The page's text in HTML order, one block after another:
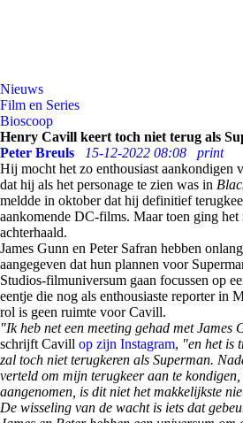
Nieuws
Film en Series
Bioscoop
Henry Cavill keert toch niet terug als
Peter Breuls
15-12-2022 08:08
print
Hij mocht het zo enthousiast aankondigen
dat hij als het personage te zien was in
meldde in oktober dat hij definitief
aankomende DC-films. Maar toen ging het
achterhaald.
James Gunn en Peter Safran hebben
aangegeven dat hun plannen voor
Studios-filmuniversum gaan focussen op
eentje die nog als enthousiaste reporter in
rol is geen ruimte voor Cavill.
"Ik heb net een meeting gehad met James
schrijft Cavill op zijn Instagram, "en het is
zal toch niet terugkeren als Superman.
verteld om mijn terugkeer aan te
aangenomen, is dit niet het makkelijkste
De wisseling van de wacht is iets dat